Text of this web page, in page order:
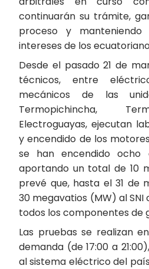
continuarán su trámite,
proceso y
intereses de los
Desde el pasado 21 de
técnicos, entre
mecánicos de las
Termopichincha,
Electroguayas, ejecutan
y encendido de los
se han encendido ocho
aportando un total de 10
prevé que, hasta el 31 de
30 megavatios (MW) al
todos los componentes de
Las pruebas se realizan
demanda (de 17:00 a
al sistema eléctrico del